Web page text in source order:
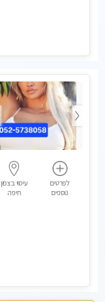
לפרטים
נוספים
עיסוי בצפון
חיפה